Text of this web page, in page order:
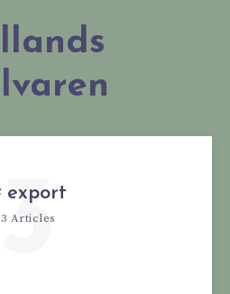
export
3 Articles